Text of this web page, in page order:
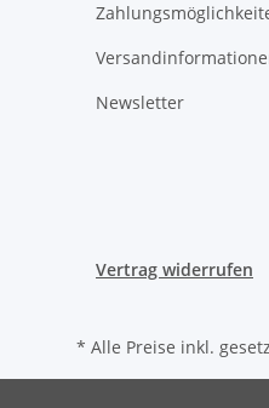
Newsletter
Vertrag widerrufen
* Alle Preise inkl.